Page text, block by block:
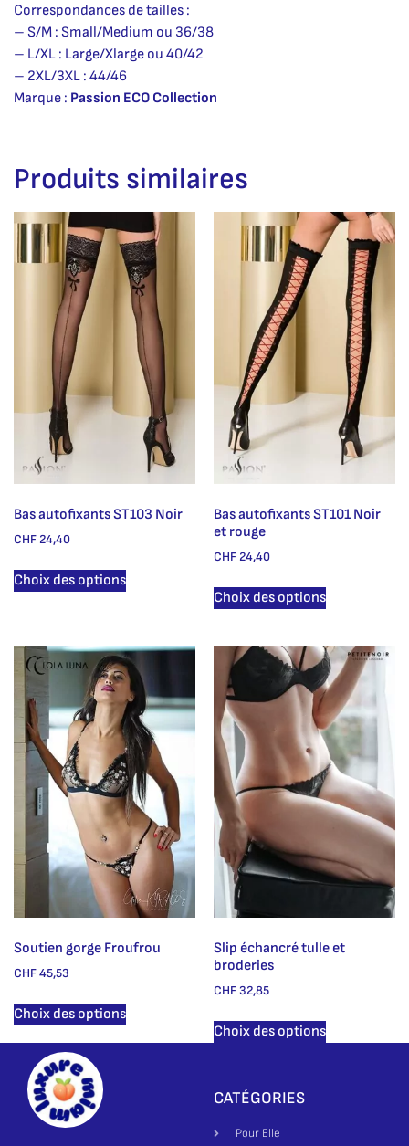
Correspondances de tailles :
– S/M : Small/Medium ou 36/38
– L/XL : Large/Xlarge ou 40/42
– 2XL/3XL : 44/46
Marque : Passion ECO Collection
Produits similaires
Bas autofixants ST103 Noir
CHF 24,40
Choix des options
Bas autofixants ST101 Noir
et rouge
CHF 24,40
Choix des options
Soutien gorge Froufrou
CHF45,53
Choix des options
Slip échancré tulle et
broderies
CHF 32,85
Choix des options
CATÉGORIES
Pour Elle